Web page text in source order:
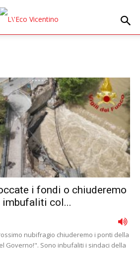
i fondi o chiuderemo
imbufaliti col...
nubifragio chiuderemo i ponti della
Governo!". Sono inbufaliti i sindaci della